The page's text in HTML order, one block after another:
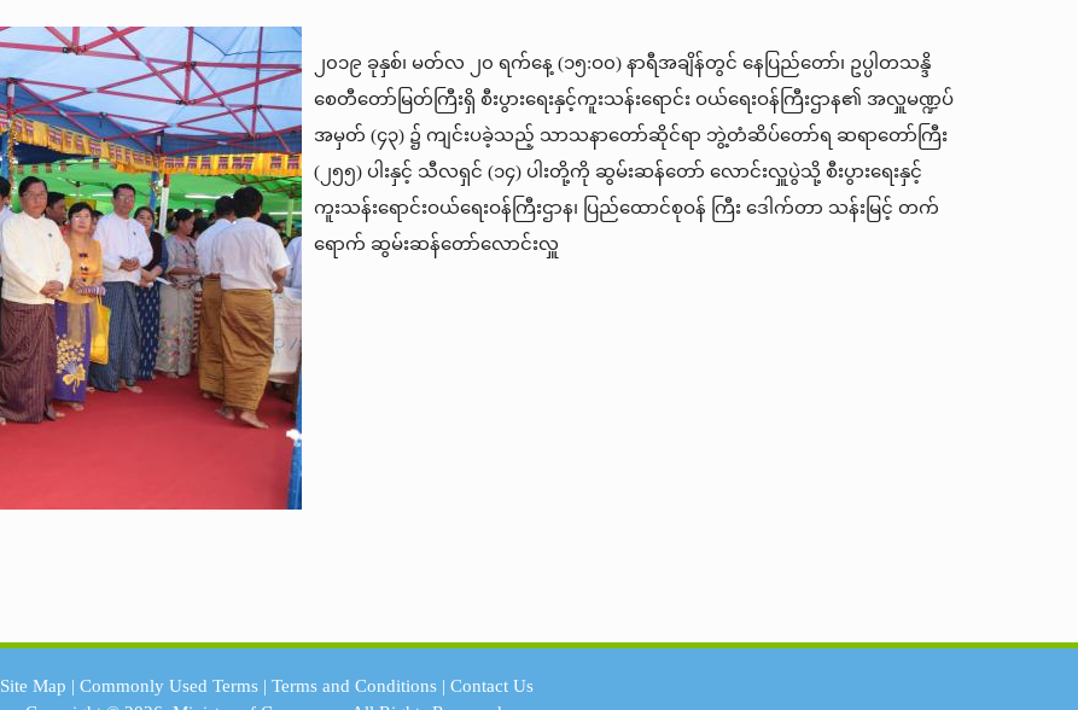
၂၀၁၉ ခုနှစ်၊ မတ်လ ၂၀ ရက်နေ့ (၁၅:ဝ၀) နာရီအချိန်တွင် နေပြည်တော်၊ ဥပ္ပါတသန္ဒိ
စေတီတော်မြတ်ကြီးရှိ စီးပွားရေးနှင့်ကူးသန်းရောင်း ဝယ်ရေးဝန်ကြီးဌာန၏ အလှူမဏ္ဍပ်
အမှတ် (၄၃) ၌ ကျင်းပခဲ့သည့် သာသနာတော်ဆိုင်ရာ ဘွဲ့တံဆိပ်တော်ရ ဆရာတော်ကြီး
(၂၅၅) ပါးနှင့် သီလရှင် (၁၄) ပါးတို့ကို ဆွမ်းဆန်တော် လောင်းလှူပွဲသို့ စီးပွားရေးနှင့်
ကူးသန်းရောင်းဝယ်ရေးဝန်ကြီးဌာန၊ ပြည်ထောင်စုဝန် ကြီး ဒေါက်တာ သန်းမြင့် တက်
ရောက် ဆွမ်းဆန်တော်လောင်းလှူ
Site Map | Commonly Used Terms| Terms and Conditions| Contact Us